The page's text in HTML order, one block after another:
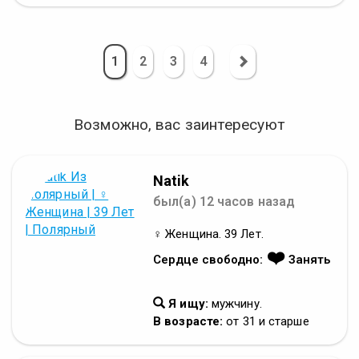
1 2 3 4
Возможно, вас заинтересуют
Natik
был(а) 12 часов назад
♀ Женщина. 39 Лет.
Сердце свободно: ❤️Занять
Я ищу: мужчину.
В возрасте: от 31 и старше